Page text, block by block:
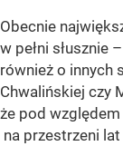
Obecnie
w pełni słusznie
również o innych
Chwalińskiej czy
że pod
na przestrzeni